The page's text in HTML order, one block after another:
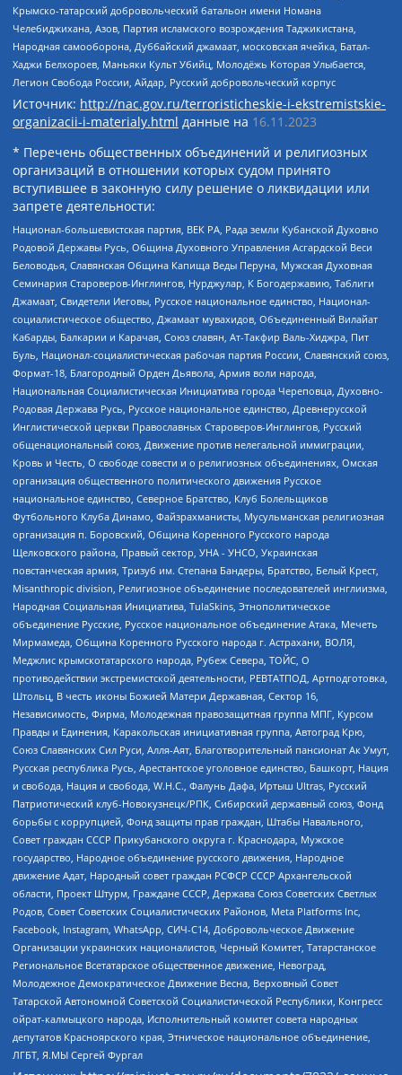
Крымско-татарский добровольческий батальон имени Номана
Челебиджихана, Азов, Партия исламского возрождения Таджикистана,
Народная самооборона, Дуббайский джамаат, московская ячейка, Батал-
Хаджи Белхороев, Маньяки Культ Убийц, Молодёжь Которая Улыбается,
Легион Свобода России, Айдар, Русский добровольческий корпус
Источник: http://nac.gov.ru/terroristicheskie-i-ekstremistskie-
organizacii-i-materialy.html данные на 16.11.2023
* Перечень общественных объединений и религиозных
организаций в отношении которых судом принято
вступившее в законную силу решение о ликвидации или
запрете деятельности:
Национал-большевистская партия, ВЕК РА, Рада земли Кубанской Духовно
Родовой Державы Русь, Община Духовного Управления Асгардской Веси
Беловодья, Славянская Община Капища Веды Перуна, Мужская Духовная
Семинария Староверов-Инглингов, Нурджулар, К Богодержавию, Таблиги
Джамаат, Свидетели Иеговы, Русское национальное единство, Национал-
социалистическое общество, Джамаат мувахидов, Объединенный Вилайат
Кабарды, Балкарии и Карачая, Союз славян, Ат-Такфир Валь-Хиджра, Пит
Буль, Национал-социалистическая рабочая партия России, Славянский союз,
Формат-18, Благородный Орден Дьявола, Армия воли народа,
Национальная Социалистическая Инициатива города Череповца, Духовно-
Родовая Держава Русь, Русское национальное единство, Древнерусской
Инглистической церкви Православных Староверов-Инглингов, Русский
общенациональный союз, Движение против нелегальной иммиграции,
Кровь и Честь, О свободе совести и о религиозных объединениях, Омская
организация общественного политического движения Русское
национальное единство, Северное Братство, Клуб Болельщиков
Футбольного Клуба Динамо, Файзрахманисты, Мусульманская религиозная
организация п. Боровский, Община Коренного Русского народа
Щелковского района, Правый сектор, УНА - УНСО, Украинская
повстанческая армия, Тризуб им. Степана Бандеры, Братство, Белый Крест,
Misanthropic division, Религиозное объединение последователей инглиизма,
Народная Социальная Инициатива, TulaSkins, Этнополитическое
объединение Русские, Русское национальное объединение Атака, Мечеть
Мирмамеда, Община Коренного Русского народа г. Астрахани, ВОЛЯ,
Меджлис крымскотатарского народа, Рубеж Севера, ТОЙС, О
противодействии экстремистской деятельности, РЕВТАТПОД, Артподготовка,
Штольц, В честь иконы Божией Матери Державная, Сектор 16,
Независимость, Фирма, Молодежная правозащитная группа МПГ, Курсом
Правды и Единения, Каракольская инициативная группа, Автоград Крю,
Союз Славянских Сил Руси, Алля-Аят, Благотворительный пансионат Ак Умут,
Русская республика Русь, Арестантское уголовное единство, Башкорт, Нация
и свобода, Нация и свобода, W.H.С., Фалунь Дафа, Иртыш Ultras, Русский
Патриотический клуб-Новокузнецк/РПК, Сибирский державный союз, Фонд
борьбы с коррупцией, Фонд защиты прав граждан, Штабы Навального,
Совет граждан СССР Прикубанского округа г. Краснодара, Мужское
государство, Народное объединение русского движения, Народное
движение Адат, Народный совет граждан РСФСР СССР Архангельской
области, Проект Штурм, Граждане СССР, Держава Союз Советских Светлых
Родов, Совет Советских Социалистических Районов, Meta Platforms Inc,
Facebook, Instagram, WhatsApp, СИЧ-С14, Добровольческое Движение
Организации украинских националистов, Черный Комитет, Татарстанское
Региональное Всетатарское общественное движение, Невоград,
Молодежное Демократическое Движение Весна, Верховный Совет
Татарской Автономной Советской Социалистической Республики, Конгресс
ойрат-калмыцкого народа, Исполнительный комитет совета народных
депутатов Красноярского края, Этническое национальное объединение,
ЛГБТ, Я.МЫ Сергей Фургал